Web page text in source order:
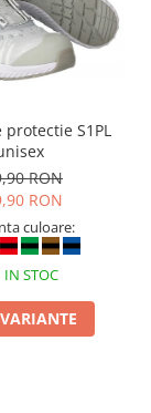
protectie S1PL
RON
RON
culoare:
IN STOC